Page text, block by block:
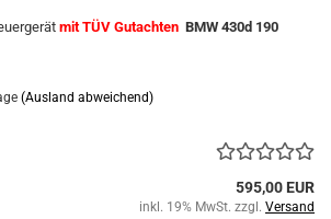
mit TÜV Gutachten BMW 430d 190
(Ausland abweichend)
595,00 EUR
inkl. 19% MwSt. zzgl. Versand